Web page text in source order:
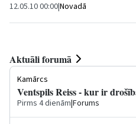
12.05.10 00:00|Novadā
Aktuāli forumā
Kamārcs
Ventspils Reiss - kur ir
Pirms 4 dienām|Forums